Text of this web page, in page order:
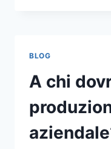
NELLE
BLOG
A chi